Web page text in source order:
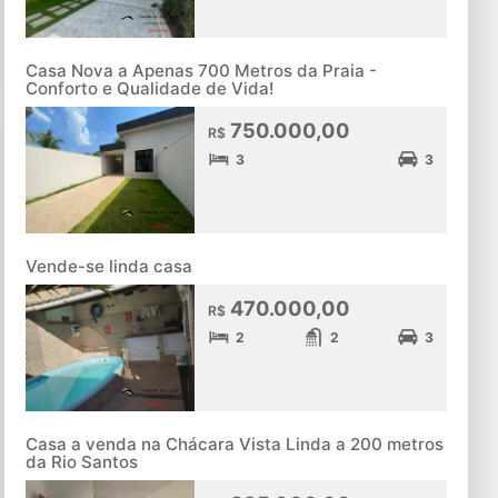
Casa Nova a Apenas 700 Metros da Praia -
Conforto e Qualidade de Vida!
R$ 750.000,00
3 3
Vende-se linda casa
R$ 470.000,00
2 2 3
Casa a venda na Chácara Vista Linda a 200 metros
da Rio Santos